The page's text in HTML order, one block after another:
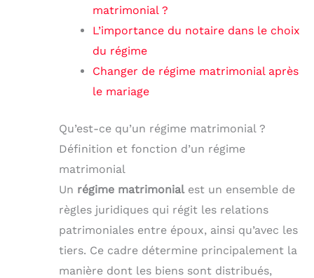
matrimonial ?
L’importance du notaire dans le choix
du régime
Changer de régime matrimonial après
le mariage
Qu’est-ce qu’un régime matrimonial ?
Définition et fonction d’un régime
matrimonial
Un régime matrimonialest un ensemble de
règles juridiques qui régit les relations
patrimoniales entre époux, ainsi qu’avec les
tiers. Ce cadre détermine principalement la
manière dont les biens sont distribués,